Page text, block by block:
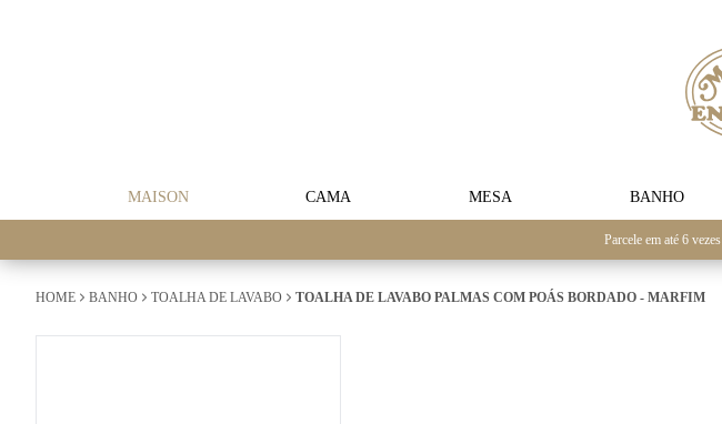
MAISON CAMA MESA BANHO
Parcele em até 6 vezes
HOME BANHO TOALHA DE LAVABO TOALHA DE LAVABO PALMAS COM POÁS BORDADO - MARFIM